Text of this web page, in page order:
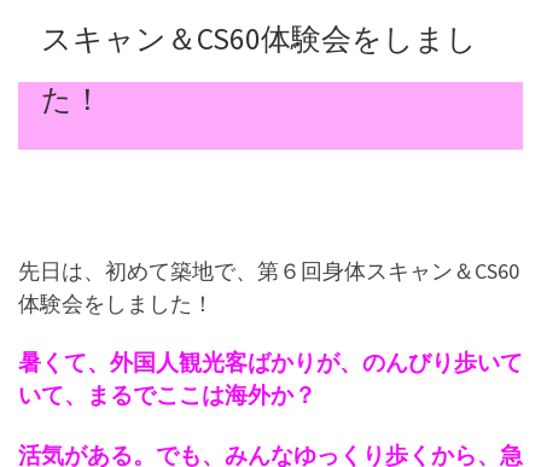
スキャン＆CS60体験会をしまし
た！
先日は、初めて築地で、第６回身体スキャン＆CS60
体験会をしました！
暑くて、外国人観光客ばかりが、のんびり歩いて
いて、まるでここは海外か？
活気がある。でも、みんなゆっくり歩くから、急